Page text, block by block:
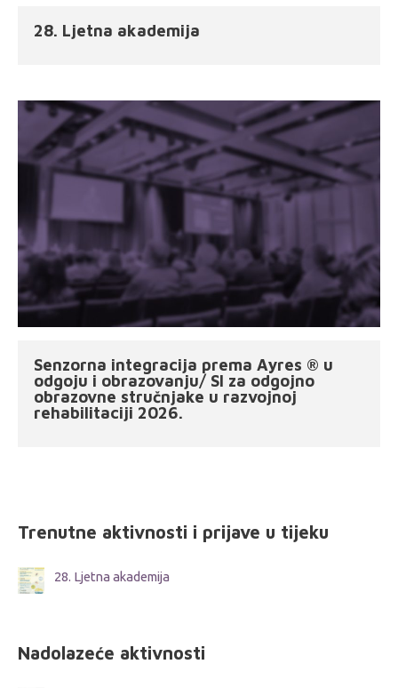
28. Ljetna akademija
Senzorna integracija prema Ayres ® u
odgoju i obrazovanju/ SI za odgojno
obrazovne stručnjake u razvojnoj
rehabilitaciji 2026.
Trenutne aktivnosti i prijave u tijeku
28. Ljetna akademija
Nadolazeće aktivnosti